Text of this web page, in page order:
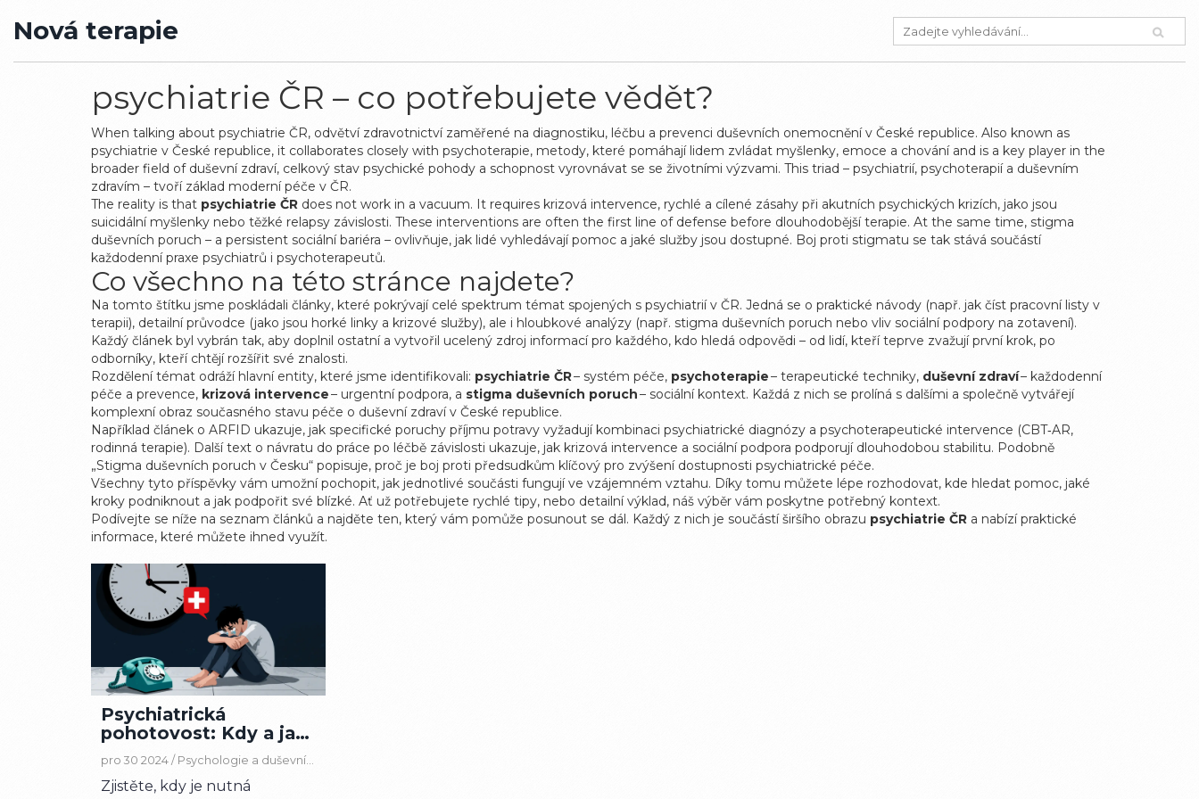
Nová terapie
psychiatrie ČR – co potřebujete vědět?
When talking about psychiatrie ČR, odvětví zdravotnictví zaměřené na diagnostiku, léčbu a prevenci duševních onemocnění v České republice. Also known as
psychiatrie v České republice, it collaborates closely with psychoterapie, metody, které pomáhají lidem zvládat myšlenky, emoce a chováníand is a key player in the
broader field of duševní zdraví, celkový stav psychické pohody a schopnost vyrovnávat se se životními výzvami. This triad – psychiatrií, psychoterapií a duševním
zdravím – tvoří základ moderní péče v ČR.
The reality is that psychiatrie ČR does not work in a vacuum. It requires krizová intervence, rychlé a cílené zásahy při akutních psychických krizích, jako jsou
suicidální myšlenky nebo těžké relapsy závislosti. These interventions are often the first line of defense before dlouhodobější terapie. At the same time, stigma
duševních poruch – a persistent sociální bariéra – ovlivňuje, jak lidé vyhledávají pomoc a jaké služby jsou dostupné. Boj proti stigmatu se tak stává součástí
každodenní praxe psychiatrů i psychoterapeutů.
Co všechno na této stránce najdete?
Na tomto štítku jsme poskládali články, které pokrývají celé spektrum témat spojených s psychiatrií v ČR. Jedná se o praktické návody (např. jak číst pracovní listy v
terapii), detailní průvodce (jako jsou horké linky a krizové služby), ale i hloubkové analýzy (např. stigma duševních poruch nebo vliv sociální podpory na zotavení).
Každý článek byl vybrán tak, aby doplnil ostatní a vytvořil ucelený zdroj informací pro každého, kdo hledá odpovědi – od lidí, kteří teprve zvažují první krok, po
odborníky, kteří chtějí rozšířit své znalosti.
Rozdělení témat odráží hlavní entity, které jsme identifikovali: psychiatrie ČR– systém péče, psychoterapie– terapeutické techniky, duševní zdraví– každodenní
péče a prevence, krizová intervence– urgentní podpora, a stigma duševních poruch– sociální kontext. Každá z nich se prolíná s dalšími a společně vytvářejí
komplexní obraz současného stavu péče o duševní zdraví v České republice.
Například článek o ARFID ukazuje, jak specifické poruchy příjmu potravy vyžadují kombinaci psychiatrické diagnózy a psychoterapeutické intervence (CBT‑AR,
rodinná terapie). Další text o návratu do práce po léčbě závislosti ukazuje, jak krizová intervence a sociální podpora podporují dlouhodobou stabilitu. Podobně
„Stigma duševních poruch v Česku“ popisuje, proč je boj proti předsudkům klíčový pro zvýšení dostupnosti psychiatrické péče.
Všechny tyto příspěvky vám umožní pochopit, jak jednotlivé součásti fungují ve vzájemném vztahu. Díky tomu můžete lépe rozhodovat, kde hledat pomoc, jaké
kroky podniknout a jak podpořit své blízké. Ať už potřebujete rychlé tipy, nebo detailní výklad, náš výběr vám poskytne potřebný kontext.
Podívejte se níže na seznam článků a najděte ten, který vám pomůže posunout se dál. Každý z nich je součástí širšího obrazu psychiatrie ČR a nabízí praktické
informace, které můžete ihned využít.
Psychiatrická
pohotovost: Kdy a jak
vyhledat akutní
psychiatrickou péči v
ČR
pro 30 2024 / Psychologie a duševní zdraví
Zjistěte, kdy je nutná